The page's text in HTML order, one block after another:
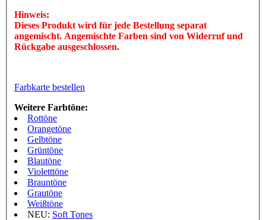
Hinweis:
Dieses Produkt wird für jede Bestellung separat
angemischt. Angemischte Farben sind von Widerruf und
Rückgabe ausgeschlossen.
Farbkarte bestellen
Weitere Farbtöne:
Rottöne
Orangetöne
Gelbtöne
Grüntöne
Blautöne
Violetttöne
Brauntöne
Grautöne
Weißtöne
NEU: Soft Tones